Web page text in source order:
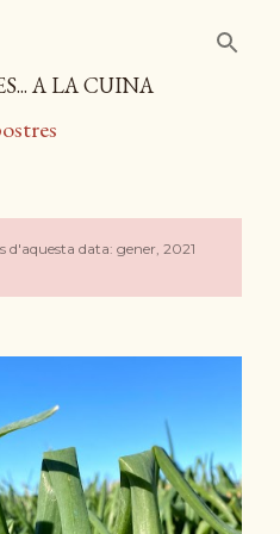
A LA CUINA
d'aquesta data: gener, 2021